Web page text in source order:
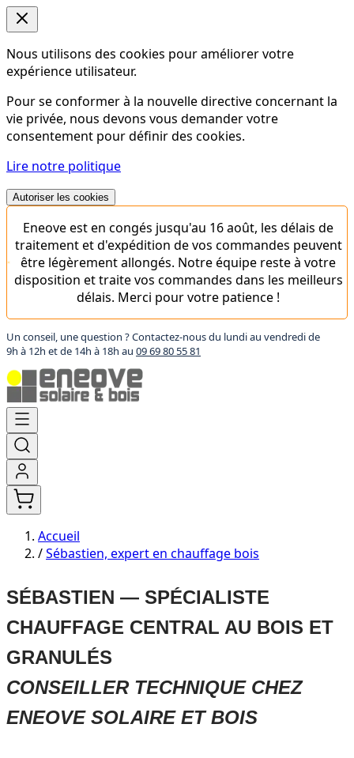
Nous utilisons des cookies pour améliorer votre
expérience utilisateur.
Pour se conformer à la nouvelle directive concernant la
vie privée, nous devons vous demander votre
consentement pour définir des cookies.
Lire notre politique
Autoriser les cookies
Eneove est en congés jusqu'au 16 août, les délais de
traitement et d'expédition de vos commandes peuvent
être légèrement allongés. Notre équipe reste à votre
disposition et traite vos commandes dans les meilleurs
délais. Merci pour votre patience !
Un conseil, une question ? Contactez-nous du lundi au vendredi de
9h à 12h et de 14h à 18h au 09 69 80 55 81
Aller
contenu
Accueil
/Sébastien, expert en chauffage bois
SÉBASTIEN — SPÉCIALISTE
CHAUFFAGE CENTRAL AU BOIS ET
GRANULÉS
CONSEILLER TECHNIQUE CHEZ
ENEOVE SOLAIRE ET BOIS